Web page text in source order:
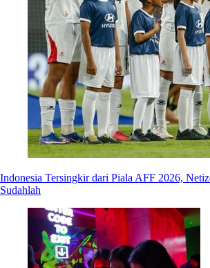
Indonesia Tersingkir dari Piala AFF 2026,
Sudahlah